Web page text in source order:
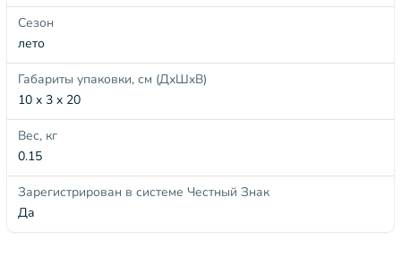
Сезон
лето
Габариты упаковки, см (ДхШхВ)
10 x 3 x 20
Вес, кг
0.15
Зарегистрирован в системе Честный Знак
Да